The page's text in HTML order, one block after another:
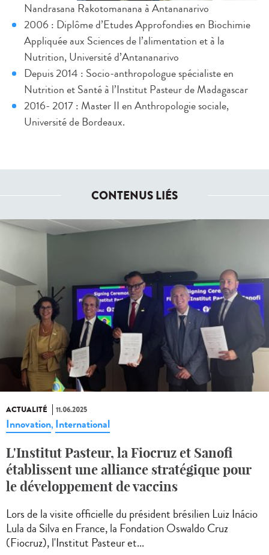
Nandrasana Rakotomanana à Antananarivo
2006 : Diplôme d’Etudes Approfondies en Biochimie
Appliquée aux Sciences de l’alimentation et à la
Nutrition, Université d’Antananarivo
Depuis 2014 : Socio-anthropologue spécialiste en
Nutrition et Santé à l’Institut Pasteur de Madagascar
2016- 2017 : Master II en Anthropologie sociale,
Université de Bordeaux.
CONTENUS LIÉS
ACTUALITÉ 11.06.2025
Innovation, International
L'Institut Pasteur, la Fiocruz et Sanofi
établissent une alliance stratégique pour
le développement de vaccins
Lors de la visite officielle du président brésilien Luiz Inácio
Lula da Silva en France, la Fondation Oswaldo Cruz
(Fiocruz), l'Institut Pasteur et...